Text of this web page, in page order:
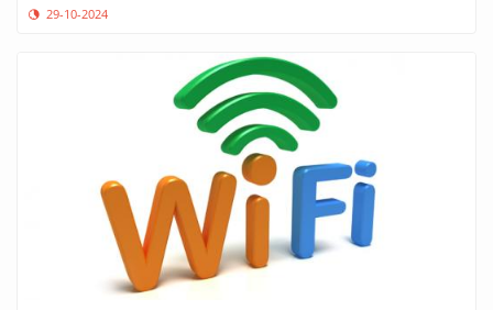
29-10-2024